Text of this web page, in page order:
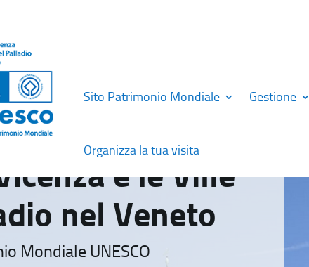
Sito Patrimonio Mondiale Gestione
Organizza la tua visita
e le Ville
nel Veneto
Mondiale UNESCO